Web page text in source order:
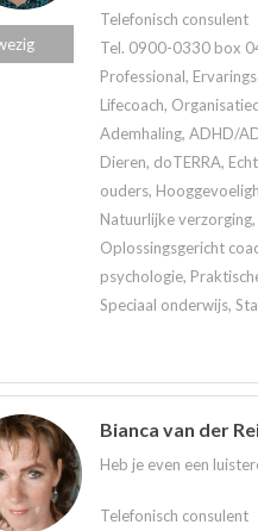
Telefonisch consulent
Tel. 0900-0330 box
Professional,
Lifecoach,
Ademhaling, ADHD/
Dieren, doTERRA,
ouders,
Natuurlijke
Oplossingsgericht
psychologie,
Speciaal onderwijs,
Bianca van der
Heb je even een
Telefonisch consulent